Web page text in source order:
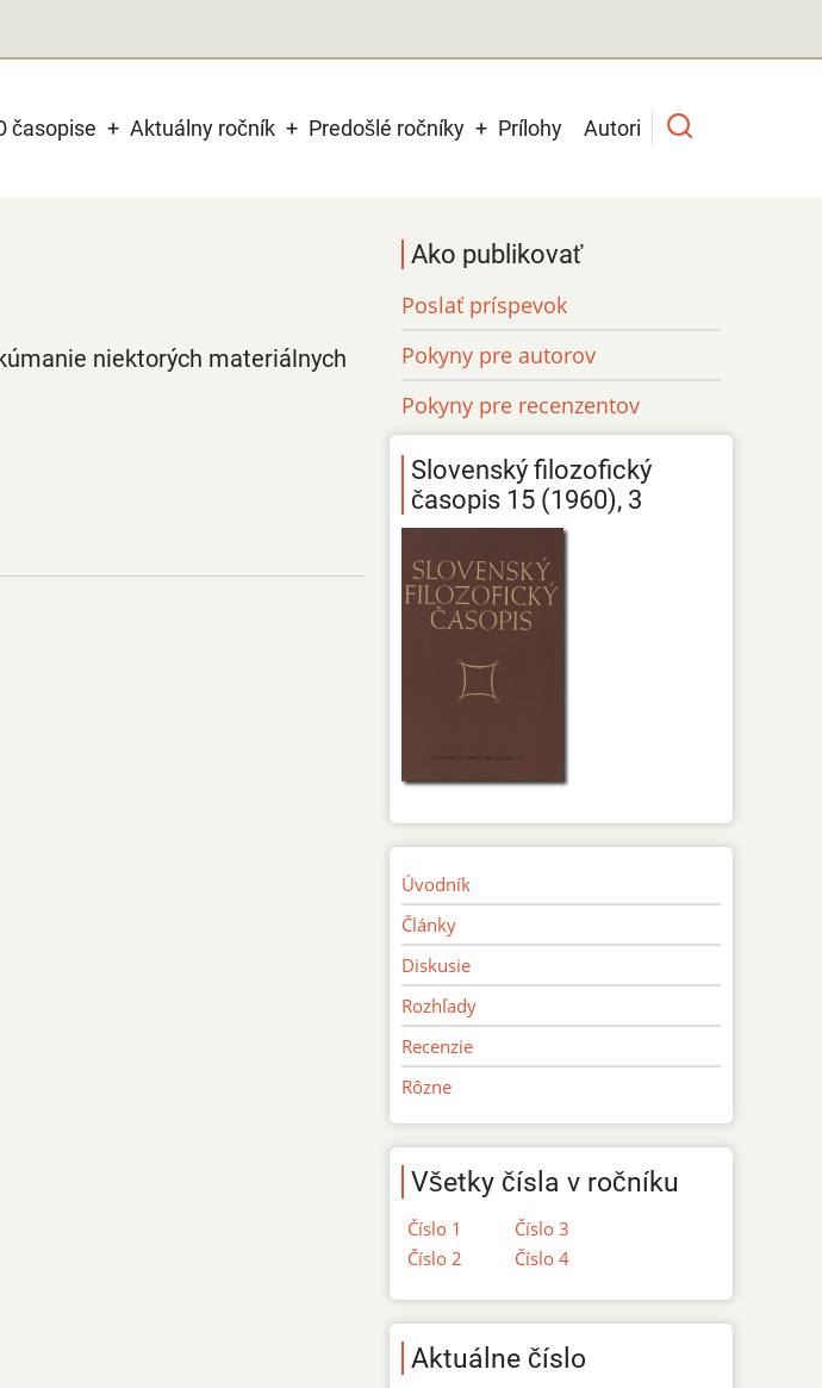
časopise Aktuálny ročník Predošlé ročníky Prílohy Autori
niektorých materiálnych
Ako publikovať
Poslať príspevok
Pokyny pre autorov
Pokyny pre recenzentov
Slovenský filozofický
časopis 15 (1960), 3
Úvodník
Články
Diskusie
Rozhľady
Recenzie
Rôzne
Všetky čísla v ročníku
Číslo 1
Číslo 2
Číslo 3
Číslo 4
Aktuálne číslo